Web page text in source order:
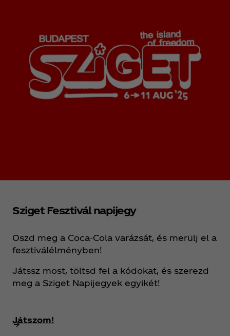
Sziget Fesztivál napijegy
Oszd meg a Coca‑Cola varázsát, és merülj el a
fesztiválélményben!
Játssz most, töltsd fel a kódokat, és szerezd
meg a Sziget Napijegyek egyikét!
Játszom!